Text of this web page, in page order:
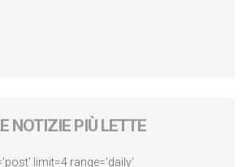
NOTIZIE PIÙ LETTE
limit=4 range='daily'